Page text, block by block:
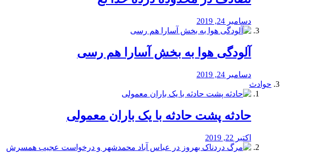
دسامبر 24, 2019
آلودگی هوا به بخش آسارا هم رسی
دسامبر 24, 2019
حوادث
️حادثه پشت حادثه با یک باران معمولی
اکتبر 22, 2019